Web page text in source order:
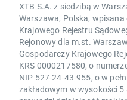
XTB S.A. z siedzibą w
Warszawa, Polska,
Krajowego Rejestru
Rejonowy dla m.st.
Gospodarczy Krajowego
KRS 0000217580, o
NIP 527-24-43-955, o w
zakładowym w wysokości 5